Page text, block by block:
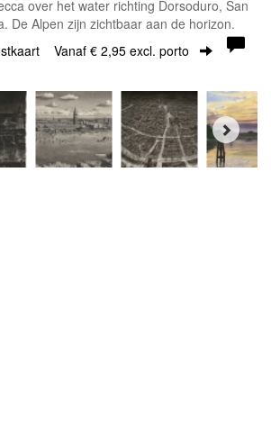
over het water richting Dorsoduro, San
De Alpen zijn zichtbaar aan de horizon.
Vanaf € 2,95 excl. porto